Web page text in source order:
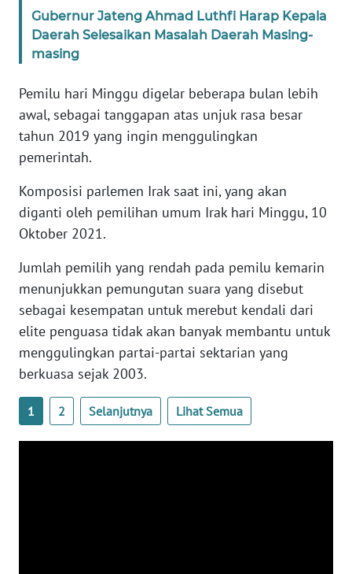
Gubernur Jateng Ahmad Luthfi Harap Kepala
Daerah Selesaikan Masalah Daerah Masing-
masing
Pemilu hari Minggu digelar beberapa bulan lebih
awal, sebagai tanggapan atas unjuk rasa besar
tahun 2019 yang ingin menggulingkan
pemerintah.
Komposisi parlemen Irak saat ini, yang akan
diganti oleh pemilihan umum Irak hari Minggu, 10
Oktober 2021.
Jumlah pemilih yang rendah pada pemilu kemarin
menunjukkan pemungutan suara yang disebut
sebagai kesempatan untuk merebut kendali dari
elite penguasa tidak akan banyak membantu untuk
menggulingkan partai-partai sektarian yang
berkuasa sejak 2003.
1 2 Selanjutnya Lihat Semua
Regional
WN
WN
JAKARTA
JABAR
WN
WN
NTT
WN
KEPRI
PAPUA